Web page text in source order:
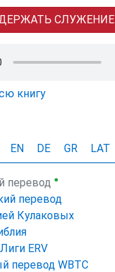
СЛУЖЕНИЕ
книгу
EN DE GR LAT
перевод ●
перевод
Кулаковых
ERV
перевод WBTC